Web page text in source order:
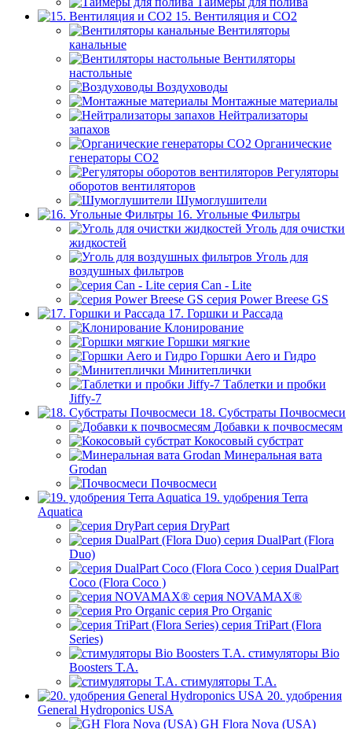
15. Вентиляция и CO2
Вентиляторы
канальные
Вентиляторы
настольные
Воздуховоды
Монтажные материалы
Нейтрализаторы
запахов
Органические
генераторы СО2
Регуляторы
оборотов вентиляторов
Шумоглушители
16. Угольные Фильтры
Уголь для очистки
жидкостей
Уголь для
воздушных фильтров
серия Can - Lite
серия Power Breese GS
17. Горшки и Рассада
Клонирование
Горшки мягкие
Горшки Aero и Гидро
Минитеплички
Таблетки и пробки
Jiffy-7
18. Субстраты Почвосмеси
Добавки к почвосмесям
Кокосовый субстрат
Минеральная вата
Grodan
Почвосмеси
19. удобрения Terra
Aquatica
серия DryPart
серия DualPart (Flora
Duo)
серия DualPart
Coco (Flora Coco )
серия NOVAMAX®
серия Pro Organic
серия TriPart (Flora
Series)
стимуляторы Bio
Boosters T.A.
стимуляторы T.A.
20. удобрения
General Hydroponics USA
GH Flora Nova (USA)